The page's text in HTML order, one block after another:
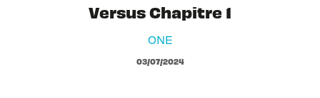
Versus Chapitre 1
ONE
03/07/2024